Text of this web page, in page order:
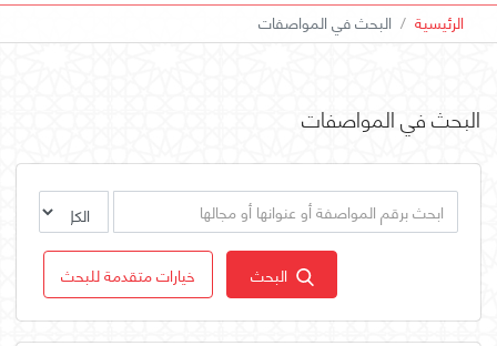
الرئيسية البحث في المواصفات
البحث في المواصفات
البحث خيارات متقدمة للبحث